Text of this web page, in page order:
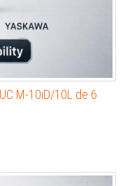
M-10iD/10L de 6